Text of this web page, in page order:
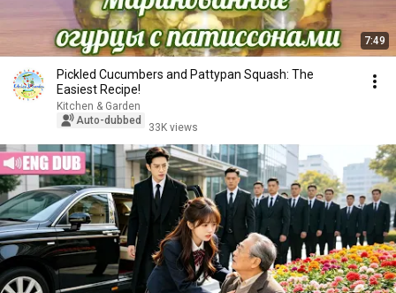
7:49
Pickled Cucumbers and Pattypan Squash: The
Easiest Recipe!
Kitchen & Garden
Auto-dubbed
33K views